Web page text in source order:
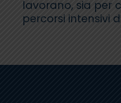
lavorano, sia per
percorsi intensivi